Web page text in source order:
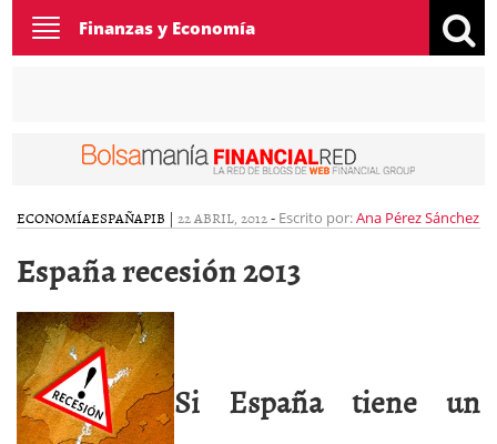
Toggle
navigation
Finanzas y Economía
ECONOMÍAESPAÑAPIB | 22 ABRIL, 2012- Escrito por:Ana Pérez Sánchez
España recesión 2013
Si España tiene un